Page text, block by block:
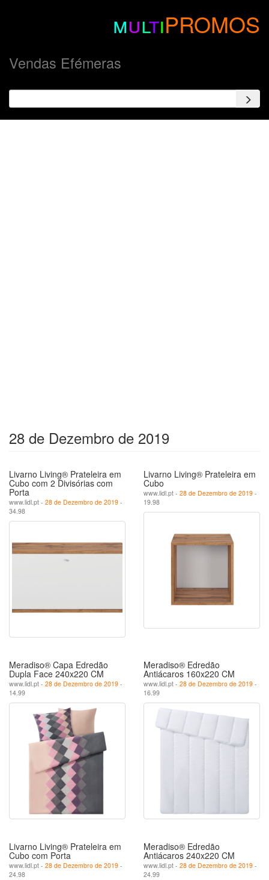
multiPROMOS
Vendas Efémeras
28 de Dezembro de 2019
Livarno Living® Prateleira em
Cubo com 2 Divisórias com
Porta
www.lidl.pt - 28 de Dezembro de 2019 -
34.98
Livarno Living® Prateleira em
Cubo
www.lidl.pt - 28 de Dezembro de 2019 -
19.98
Meradiso® Capa Edredão
Dupla Face 240x220 CM
www.lidl.pt - 28 de Dezembro de 2019 -
14.99
Meradiso® Edredão
Antiácaros 160x220 CM
www.lidl.pt - 28 de Dezembro de 2019 -
16.99
Livarno Living® Prateleira em
Cubo com Porta
www.lidl.pt - 28 de Dezembro de 2019 -
24.98
Meradiso® Edredão
Antiácaros 240x220 CM
www.lidl.pt - 28 de Dezembro de 2019 -
24.99